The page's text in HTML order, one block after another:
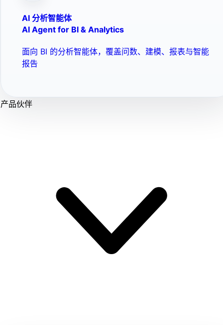
AI 分析智能体
AI Agent for BI & Analytics
面向 BI 的分析智能体，覆盖问数、建模、报表与智能
报告
产品伙伴